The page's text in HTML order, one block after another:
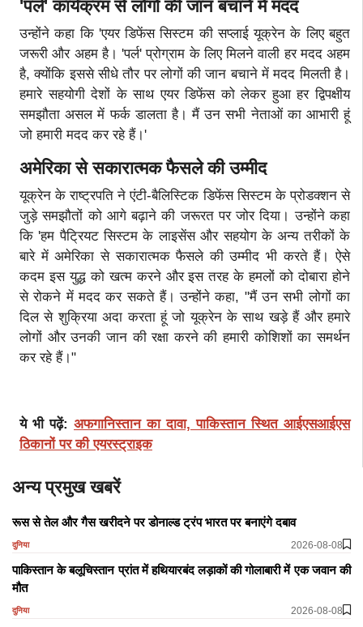
'पर्ल' कार्यक्रम से लोगों की जान बचाने में मदद
उन्होंने कहा कि 'एयर डिफेंस सिस्टम की सप्लाई यूक्रेन के लिए बहुत
जरूरी और अहम है। 'पर्ल' प्रोग्राम के लिए मिलने वाली हर मदद अहम
है, क्योंकि इससे सीधे तौर पर लोगों की जान बचाने में मदद मिलती है।
हमारे सहयोगी देशों के साथ एयर डिफेंस को लेकर हुआ हर द्विपक्षीय
समझौता असल में फर्क डालता है। मैं उन सभी नेताओं का आभारी हूं
जो हमारी मदद कर रहे हैं।'
अमेरिका से सकारात्मक फैसले की उम्मीद
यूक्रेन के राष्ट्रपति ने एंटी-बैलिस्टिक डिफेंस सिस्टम के प्रोडक्शन से
जुड़े समझौतों को आगे बढ़ाने की जरूरत पर जोर दिया। उन्होंने कहा
कि 'हम पैट्रियट सिस्टम के लाइसेंस और सहयोग के अन्य तरीकों के
बारे में अमेरिका से सकारात्मक फैसले की उम्मीद भी करते हैं। ऐसे
कदम इस युद्ध को खत्म करने और इस तरह के हमलों को दोबारा होने
से रोकने में मदद कर सकते हैं। उन्होंने कहा, "मैं उन सभी लोगों का
दिल से शुक्रिया अदा करता हूं जो यूक्रेन के साथ खड़े हैं और हमारे
लोगों और उनकी जान की रक्षा करने की हमारी कोशिशों का समर्थन
कर रहे हैं।"
ये भी पढ़ें: अफगानिस्तान का दावा, पाकिस्तान स्थित आईएसआईएस
ठिकानों पर की एयरस्ट्राइक
अन्य प्रमुख खबरें
रूस से तेल और गैस खरीदने पर डोनाल्ड ट्रंप भारत पर बनाएंगे दबाव
दुनिया 2026-08-08
पाकिस्तान के बलूचिस्तान प्रांत में हथियारबंद लड़ाकों की गोलाबारी में एक जवान की
मौत
दुनिया 2026-08-08